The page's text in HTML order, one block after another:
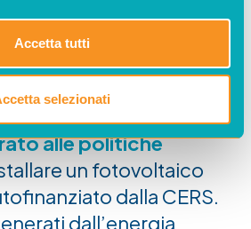
Accetta tutti
selezionati
l’emarginazione
nuovo Regolamento,
di Roma Capitale
iltetto
alle politiche
un fotovoltaico
dalla CERS.
dall’energia